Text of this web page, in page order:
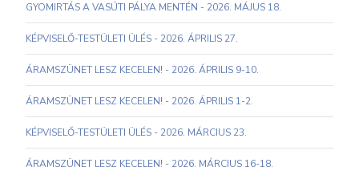
GYOMIRTÁS A VASÚTI PÁLYA MENTÉN - 2026. MÁJUS 18.
KÉPVISELŐ-TESTÜLETI ÜLÉS - 2026. ÁPRILIS 27.
ÁRAMSZÜNET LESZ KECELEN! - 2026. ÁPRILIS 9-10.
ÁRAMSZÜNET LESZ KECELEN! - 2026. ÁPRILIS 1-2.
KÉPVISELŐ-TESTÜLETI ÜLÉS - 2026. MÁRCIUS 23.
ÁRAMSZÜNET LESZ KECELEN! - 2026. MÁRCIUS 16-18.